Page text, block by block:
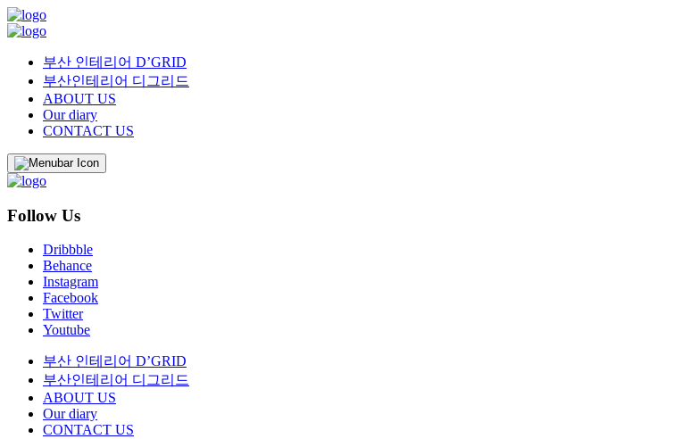
부산 인테리어 D’GRID
부산인테리어 디그리드
ABOUT US
Our diary
CONTACT US
Follow Us
Dribbble
Behance
Instagram
Facebook
Twitter
Youtube
부산 인테리어 D’GRID
부산인테리어 디그리드
ABOUT US
Our diary
CONTACT US